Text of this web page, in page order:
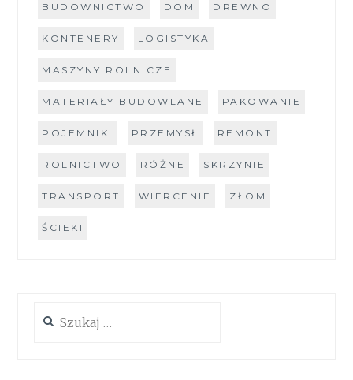
BUDOWNICTWO DOM DREWNO
KONTENERY LOGISTYKA
MASZYNY ROLNICZE
MATERIAŁY BUDOWLANE PAKOWANIE
POJEMNIKI PRZEMYSŁ REMONT
ROLNICTWO RÓŻNE SKRZYNIE
TRANSPORT WIERCENIE ZŁOM
ŚCIEKI